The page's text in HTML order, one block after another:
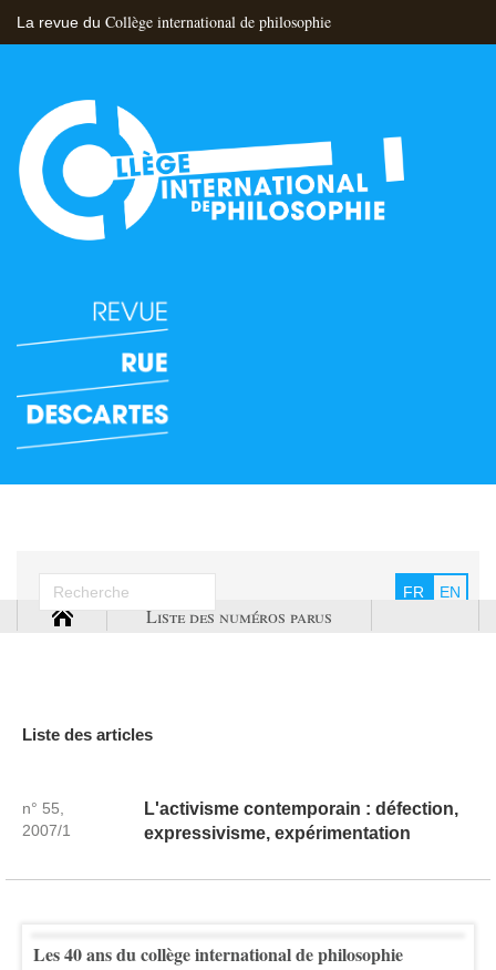
La revue du Collège international de philosophie
FR EN
Liste des numéros parus
Liste des articles
n° 55,
2007/1
L'activisme contemporain : défection,
expressivisme, expérimentation
Les 40 ans du collège international de philosophie